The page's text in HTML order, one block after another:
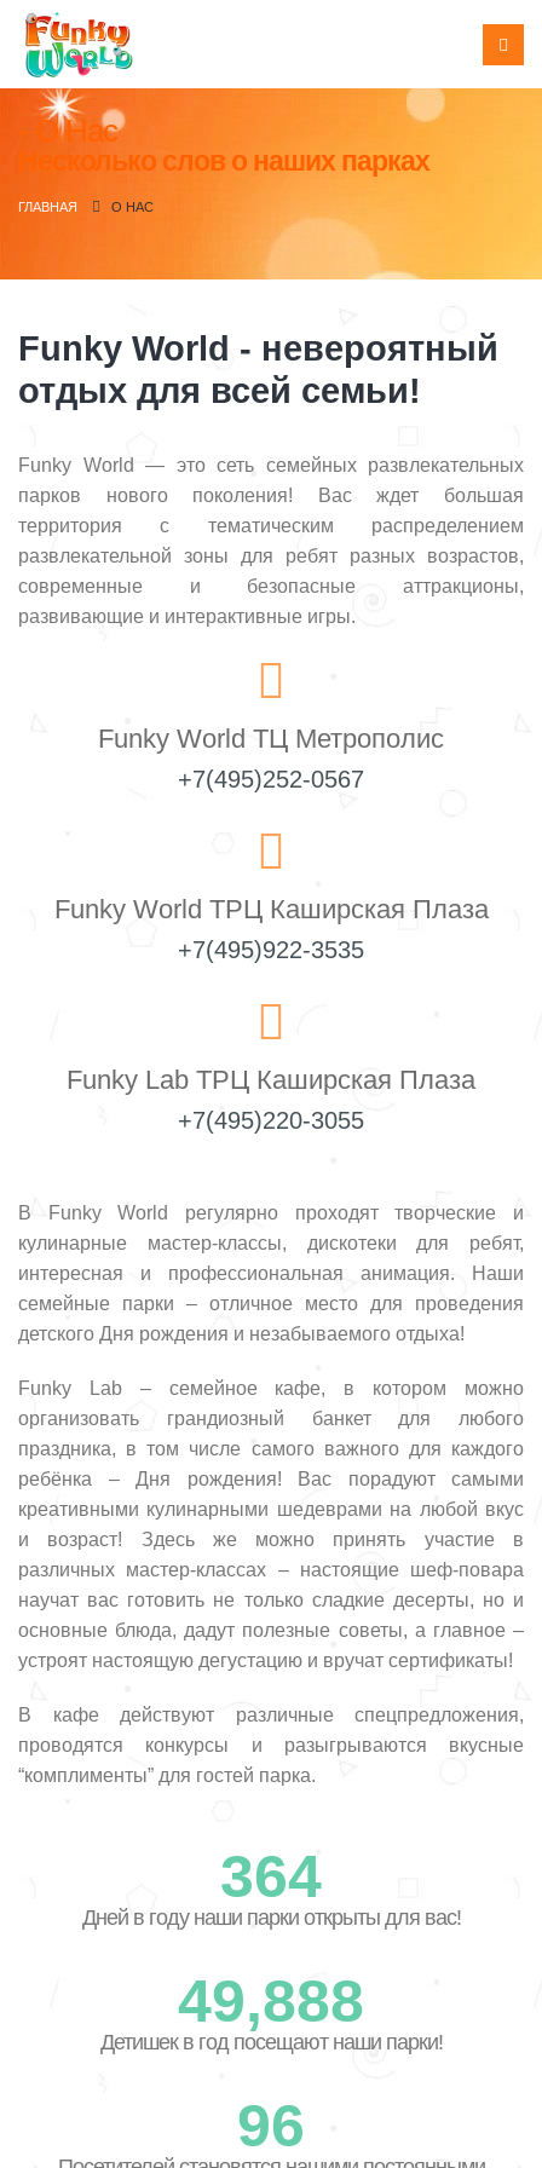
О Нас
Несколько слов о наших парках
ГЛАВНАЯ О НАС
Funky World - невероятный
отдых для всей семьи!
Funky World — это сеть семейных развлекательных
парков нового поколения! Вас ждет большая
территория с тематическим распределением
развлекательной зоны для ребят разных возрастов,
современные и безопасные аттракционы,
развивающие и интерактивные игры.
Funky World ТЦ Метрополис
+7(495)252-0567
Funky World ТРЦ Каширская Плаза
+7(495)922-3535
Funky Lab ТРЦ Каширская Плаза
+7(495)220-3055
В Funky World регулярно проходят творческие и
кулинарные мастер-классы, дискотеки для ребят,
интересная и профессиональная анимация. Наши
семейные парки – отличное место для проведения
детского Дня рождения и незабываемого отдыха!
Funky Lab – семейное кафе, в котором можно
организовать грандиозный банкет для любого
праздника, в том числе самого важного для каждого
ребёнка – Дня рождения! Вас порадуют самыми
креативными кулинарными шедеврами на любой вкус
и возраст! Здесь же можно принять участие в
различных мастер-классах – настоящие шеф-повара
научат вас готовить не только сладкие десерты, но и
основные блюда, дадут полезные советы, а главное –
устроят настоящую дегустацию и вручат сертификаты!
В кафе действуют различные спецпредложения,
проводятся конкурсы и разыгрываются вкусные
“комплименты” для гостей парка.
365
Дней в году наши парки открыты для вас!
49,980
Детишек в год посещают наши парки!
98